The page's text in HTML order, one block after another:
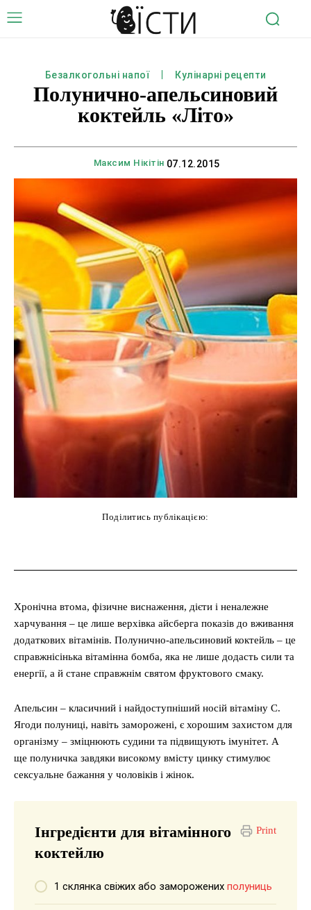
Безалкогольні напої Кулінарні рецепти
Полунично-апельсиновий
коктейль «Літо»
Максим Нікітін 07.12.2015
Поділитись публікацією:
Хронічна втома, фізичне виснаження, дієти і неналежне
харчування – це лише верхівка айсберга показів до вживання
додаткових вітамінів. Полунично-апельсиновий коктейль – це
справжнісінька вітамінна бомба, яка не лише додасть сили та
енергії, а й стане справжнім святом фруктового смаку.
Апельсин – класичний і найдоступніший носій вітаміну С.
Ягоди полуниці, навіть заморожені, є хорошим захистом для
організму – зміцнюють судини та підвищують імунітет. А
ще полуничка завдяки високому вмісту цинку стимулює
сексуальне бажання у чоловіків і жінок.
Print
Інгредієнти для вітамінного
коктейлю
1 склянка свіжих або заморожених полуниць